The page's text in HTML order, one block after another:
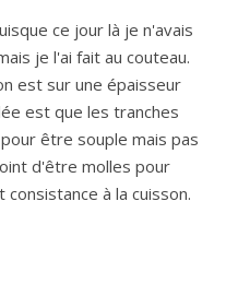
ce jour là je n'avais
je l'ai fait au couteau.
est sur une épaisseur
est que les tranches
être souple mais pas
d'être molles pour
à la cuisson.